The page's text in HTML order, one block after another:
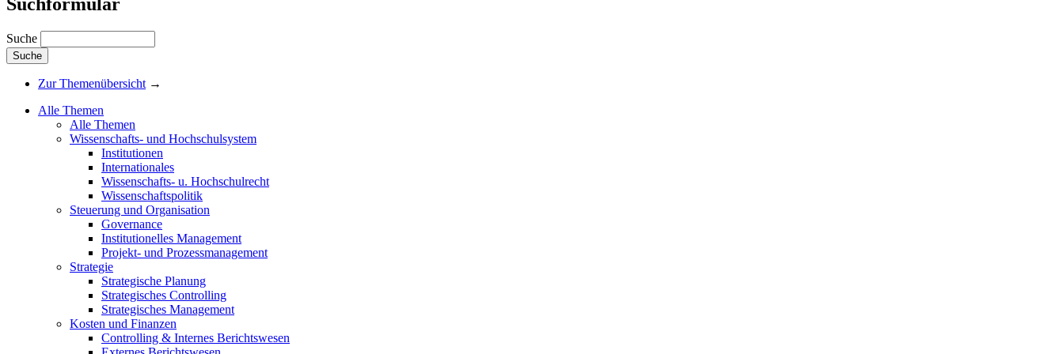
Suche
Zur Themenübersicht →
Alle Themen
Alle Themen
Wissenschafts- und Hochschulsystem
Institutionen
Internationales
Wissenschafts- u. Hochschulrecht
Wissenschaftspolitik
Steuerung und Organisation
Governance
Institutionelles Management
Projekt- und Prozessmanagement
Strategie
Strategische Planung
Strategisches Controlling
Strategisches Management
Kosten und Finanzen
Controlling & Internes Berichtswesen